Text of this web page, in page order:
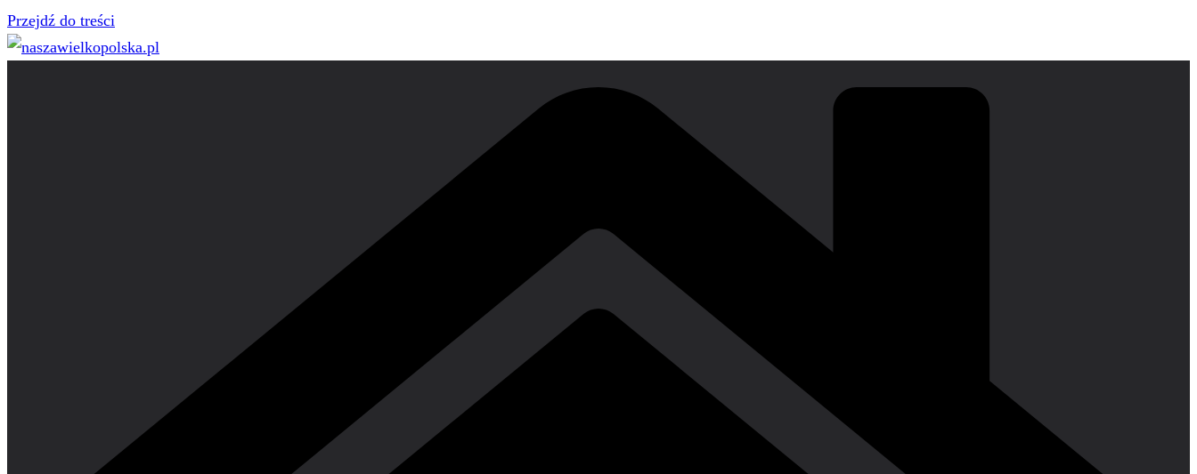
Przejdź do treści